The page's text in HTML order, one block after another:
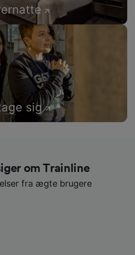
sig
om Trainline
fra ægte brugere